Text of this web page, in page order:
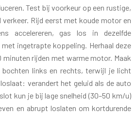
Test bij voorkeur op een rustige,
verkeer. Rijd eerst met koude motor en
accelereren, gas los in dezelfde
ingetrapte koppeling. Herhaal deze
rijden met warme motor. Maak
bochten links en rechts, terwijl je licht
verandert het geluid als de auto
kun je bij lage snelheid (30–50 km/u)
en abrupt loslaten om kortdurende